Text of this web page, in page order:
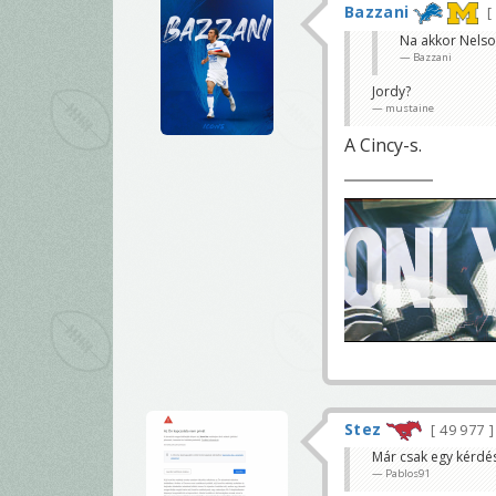
Bazzani
Na akkor
Bazzani
Jordy?
mustaine
A Cincy-s.
Stez
49 977
Már csak egy
Pablos91